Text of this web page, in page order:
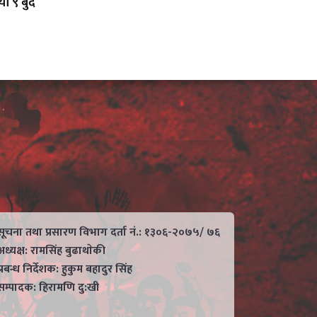
तथा प्रसारण विभाग दर्ता नं.: १३०६-२०७५/ ७६
रामसिंह बुढाथाेकी
निर्देशक: हुकुम बहादुर सिंह
हिरामणि दु:खी